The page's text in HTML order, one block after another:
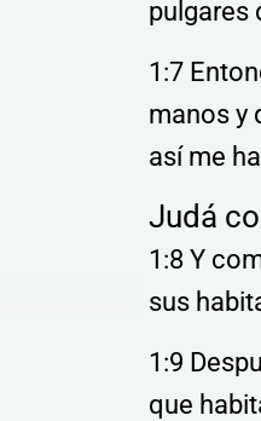
pulgares
1:7
manos y
así me
Judá
1:8 Y
sus
1:9
que